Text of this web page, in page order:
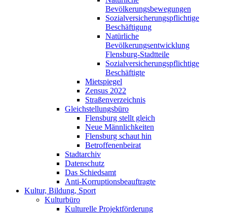
Bevölkerungsbewegungen
Sozialversicherungspflichtige
Beschäftigung
Natürliche
Bevölkerungsentwicklung
Flensburg-Stadtteile
Sozialversicherungspflichtige
Beschäftigte
Mietspiegel
Zensus 2022
Straßenverzeichnis
Gleichstellungsbüro
Flensburg stellt gleich
Neue Männlichkeiten
Flensburg schaut hin
Betroffenenbeirat
Stadtarchiv
Datenschutz
Das Schiedsamt
Anti-Korruptionsbeauftragte
Kultur, Bildung, Sport
Kulturbüro
Kulturelle Projektförderung